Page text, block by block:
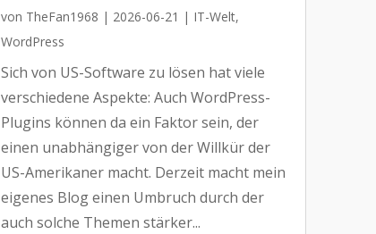
von TheFan1968 | 2026-06-21 | IT-Welt,
WordPress
Sich von US-Software zu lösen hat viele
verschiedene Aspekte: Auch WordPress-
Plugins können da ein Faktor sein, der
einen unabhängiger von der Willkür der
US-Amerikaner macht. Derzeit macht mein
eigenes Blog einen Umbruch durch der
auch solche Themen stärker...